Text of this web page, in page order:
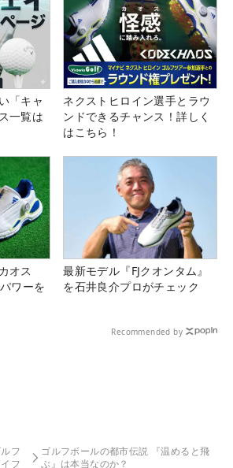
「キャ
一覧は
ネクストヒロイン選手とラウ
ンドできるチャンス！詳しく
はこちら！
オス
ワーを
最新モデル『FJクオンタム』
を石井良介プロがチェック
Recommended by
フ
フ
ゴルフボールの都市伝説 『温めると飛
ぶ』は本当なのか？